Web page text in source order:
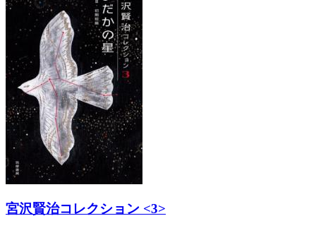
宮沢賢治コレクション <3>